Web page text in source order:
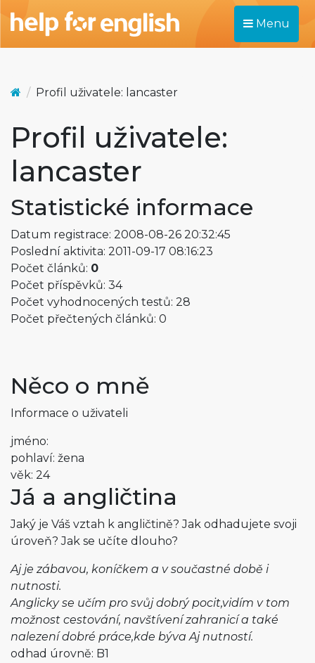
Menu
Profil uživatele: lancaster
Profil uživatele:
lancaster
Statistické informace
Datum registrace: 2008-08-26 20:32:45
Poslední aktivita: 2011-09-17 08:16:23
Počet článků: 0
Počet příspěvků: 34
Počet vyhodnocených testů: 28
Počet přečtených článků: 0
Něco o mně
Informace o uživateli
jméno:
pohlaví: žena
věk: 24
Já a angličtina
Jaký je Váš vztah k angličtině? Jak odhadujete svoji
úroveň? Jak se učíte dlouho?
Aj je zábavou, koníčkem a v součastné době i
nutnosti.
Anglicky se učím pro svůj dobrý pocit,vidím v tom
možnost cestování, navštívení zahranicí a také
nalezení dobré práce,kde býva Aj nutností.
odhad úrovně: B1